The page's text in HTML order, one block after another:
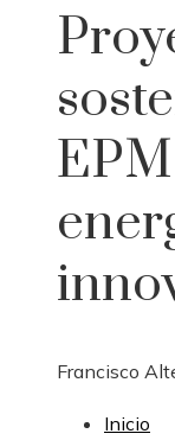
Francisco
Inicio